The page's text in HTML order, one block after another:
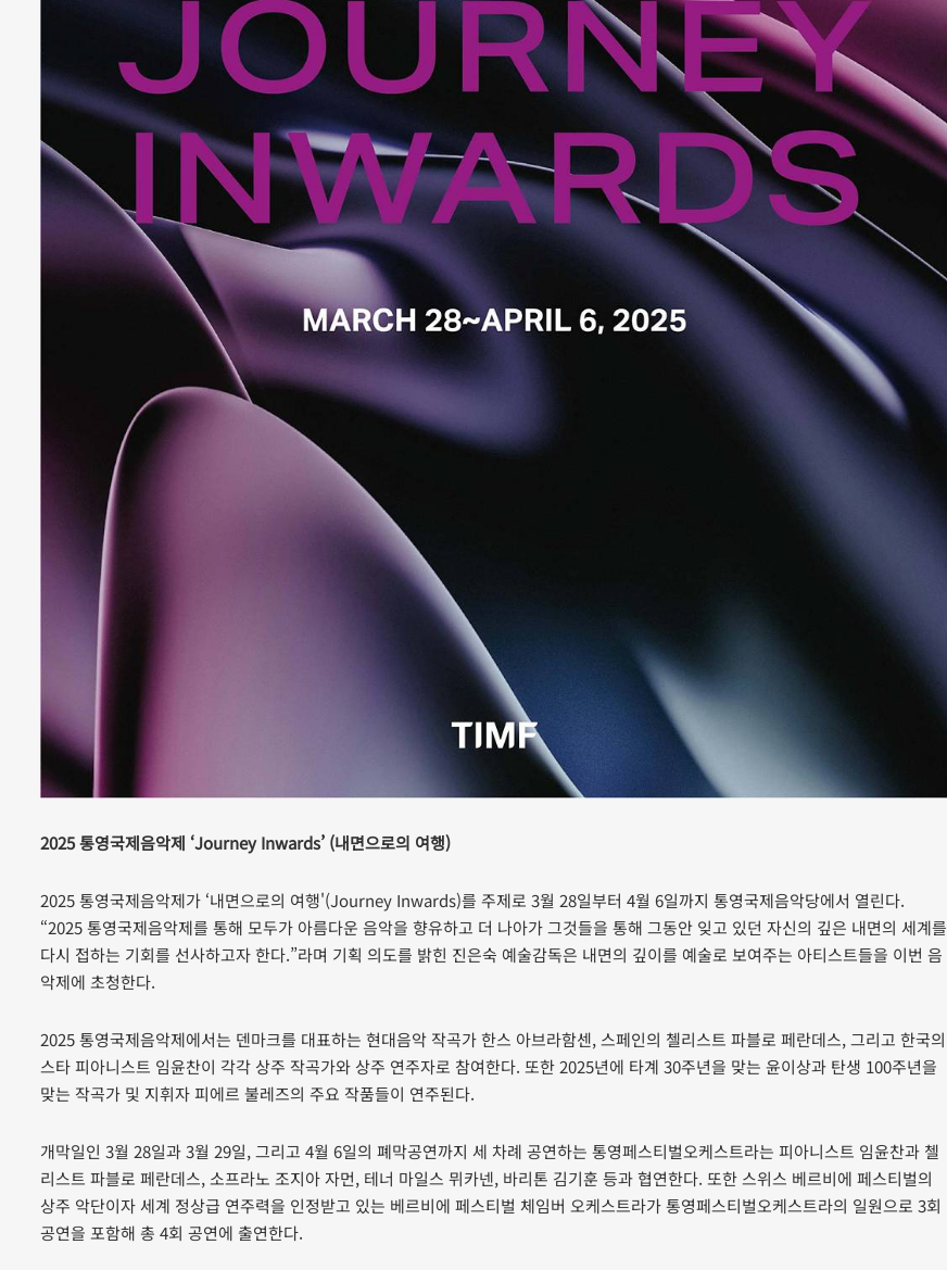
2025 통영국제음악제 ‘Journey Inwards’ (내면으로의 여행)
2025 통영국제음악제가 ‘내면으로의 여행'(Journey Inwards)를 주제로 3월 28일부터 4월 6일까지 통영국제음악당에서 열린다.
“2025 통영국제음악제를 통해 모두가 아름다운 음악을 향유하고 더 나아가 그것들을 통해 그동안 잊고 있던 자신의 깊은 내면의 세계를
다시 접하는 기회를 선사하고자 한다.”라며 기획 의도를 밝힌 진은숙 예술감독은 내면의 깊이를 예술로 보여주는 아티스트들을 이번 음
악제에 초청한다.
2025 통영국제음악제에서는 덴마크를 대표하는 현대음악 작곡가 한스 아브라함센, 스페인의 첼리스트 파블로 페란데스, 그리고 한국의
스타 피아니스트 임윤찬이 각각 상주 작곡가와 상주 연주자로 참여한다. 또한 2025년에 타계 30주년을 맞는 윤이상과 탄생 100주년을
맞는 작곡가 및 지휘자 피에르 불레즈의 주요 작품들이 연주된다.
개막일인 3월 28일과 3월 29일, 그리고 4월 6일의 폐막공연까지 세 차례 공연하는 통영페스티벌오케스트라는 피아니스트 임윤찬과 첼
리스트 파블로 페란데스, 소프라노 조지아 자먼, 테너 마일스 뮈카넨, 바리톤 김기훈 등과 협연한다. 또한 스위스 베르비에 페스티벌의
상주 악단이자 세계 정상급 연주력을 인정받고 있는 베르비에 페스티벌 체임버 오케스트라가 통영페스티벌오케스트라의 일원으로 3회
공연을 포함해 총 4회 공연에 출연한다.